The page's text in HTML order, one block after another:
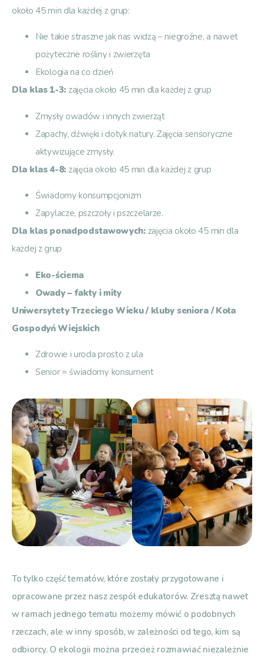
około 45 min dla każdej z grup:
Nie takie straszne jak nas widzą – niegroźne, a nawet
pożyteczne rośliny i zwierzęta
Ekologia na co dzień
Dla klas 1-3: zajęcia około 45 min dla każdej z grup
Zmysły owadów i innych zwierząt
Zapachy, dźwięki i dotyk natury. Zajęcia sensoryczne
aktywizujące zmysły.
Dla klas 4-8: zajęcia około 45 min dla każdej z grup
Świadomy konsumpcjonizm
Zapylacze, pszczoły i pszczelarze.
Dla klas ponadpodstawowych: zajęcia około 45 min dla
każdej z grup
Eko-ściema
Owady – fakty i mity
Uniwersytety Trzeciego Wieku / kluby seniora / Koła
Gospodyń Wiejskich
Zdrowie i uroda prosto z ula
Senior = świadomy konsument
To tylko część tematów, które zostały przygotowane i
opracowane przez nasz zespół edukatorów. Zresztą nawet
w ramach jednego tematu możemy mówić o podobnych
rzeczach, ale w inny sposób, w zależności od tego, kim są
odbiorcy. O ekologii można przecież rozmawiać niezależnie